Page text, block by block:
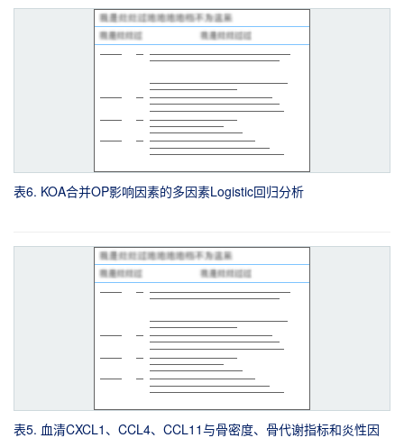
表6. KOA合并OP影响因素的多因素Logistic回归分析
表5. 血清CXCL1、CCL4、CCL11与骨密度、骨代谢指标和炎性因